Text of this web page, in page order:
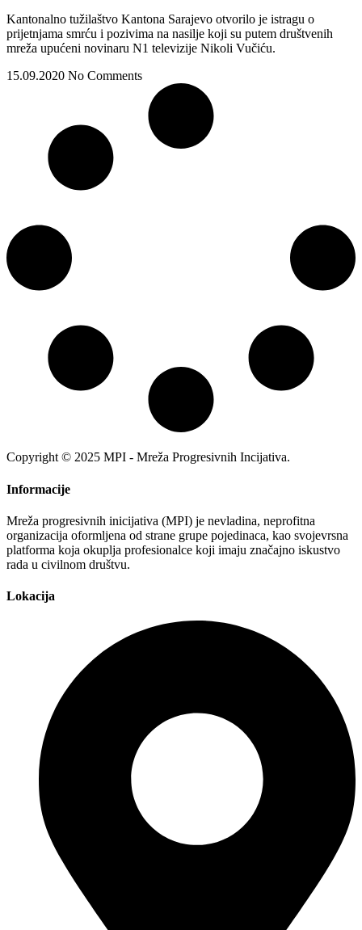
Kantonalno tužilaštvo Kantona Sarajevo otvorilo je istragu o
prijetnjama smrću i pozivima na nasilje koji su putem društvenih
mreža upućeni novinaru N1 televizije Nikoli Vučiću.
15.09.2020 No Comments
Copyright © 2025 MPI - Mreža Progresivnih Incijativa.
Informacije
Mreža progresivnih inicijativa (MPI) je nevladina, neprofitna
organizacija oformljena od strane grupe pojedinaca, kao svojevrsna
platforma koja okuplja profesionalce koji imaju značajno iskustvo
rada u civilnom društvu.
Lokacija